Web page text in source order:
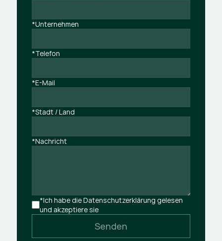
*Unternehmen
*Telefon
*E-Mail
*Stadt / Land
*Nachricht
*Ich habe die Datenschutzerklärung gelesen
und akzeptiere sie
Senden